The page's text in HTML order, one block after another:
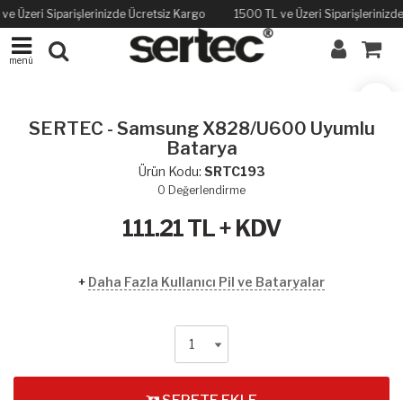
Üzeri Siparişlerinizde Ücretsiz Kargo 1500 TL ve Üzeri
menü
SERTEC - Samsung X828/U600 Uyumlu
Batarya
Ürün Kodu: SRTC193
0 Değerlendirme
111.21TL + KDV
+ Daha Fazla Kullanıcı Pil ve Bataryalar